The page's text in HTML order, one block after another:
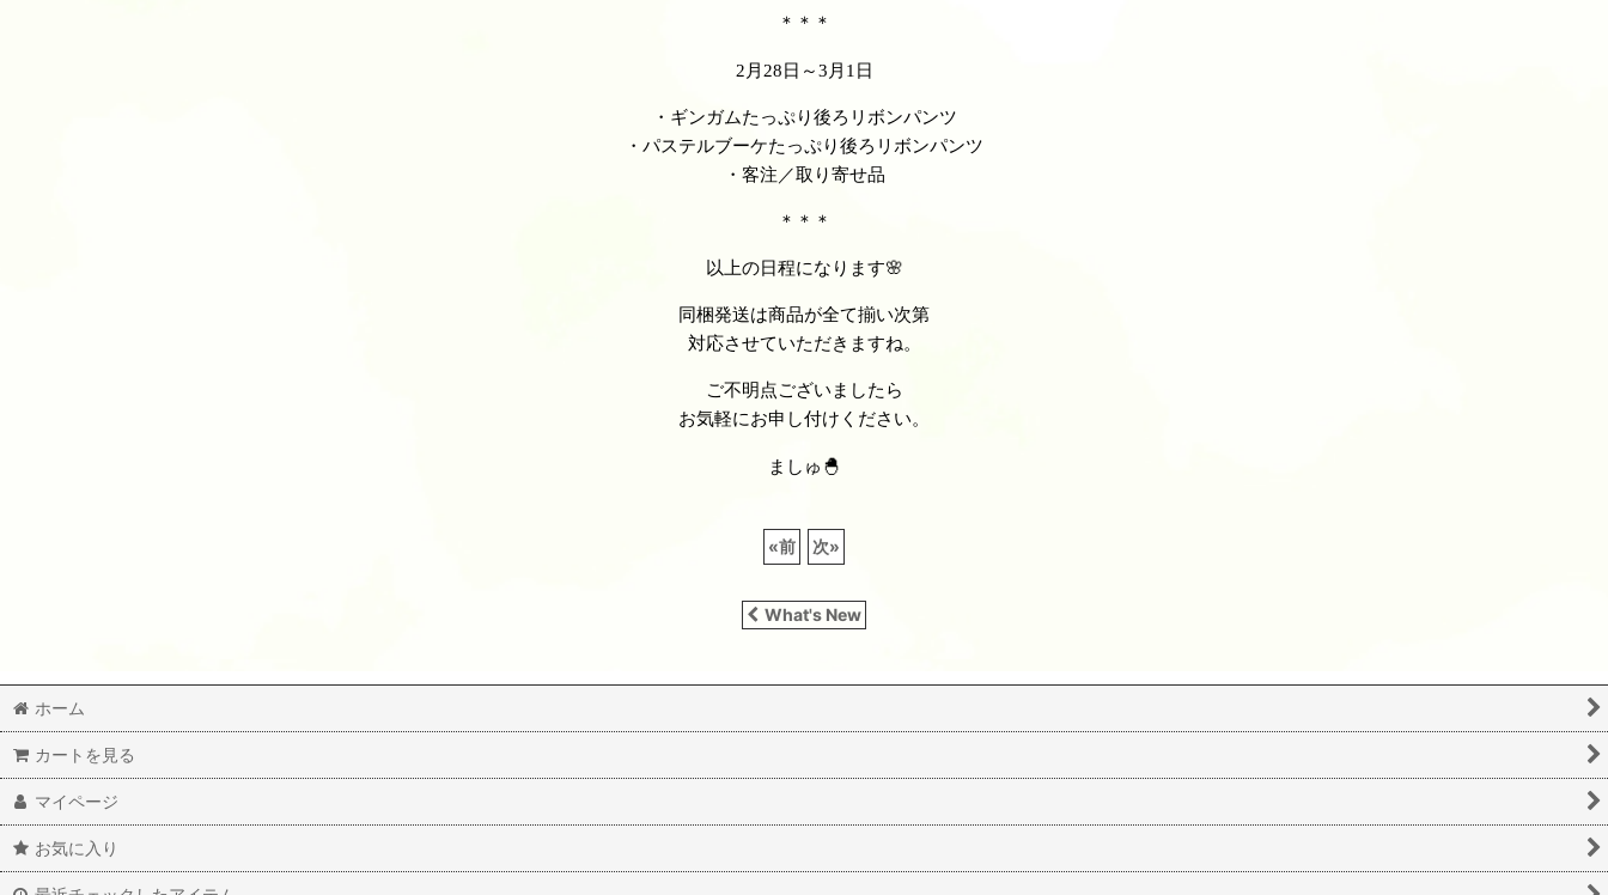
＊＊＊
2月28日～3月1日
・ギンガムたっぷり後ろリボンパンツ
・パステルブーケたっぷり後ろリボンパンツ
・客注／取り寄せ品
＊＊＊
以上の日程になります🌸
同梱発送は商品が全て揃い次第
対応させていただきますね。
ご不明点ございましたら
お気軽にお申し付けください。
ましゅ🐣
«前 次»
What's New
ホーム
カートを見る
マイページ
お気に入り